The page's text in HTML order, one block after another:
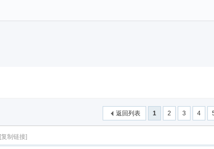
1 2 3 4
返回列表
[复制链接]